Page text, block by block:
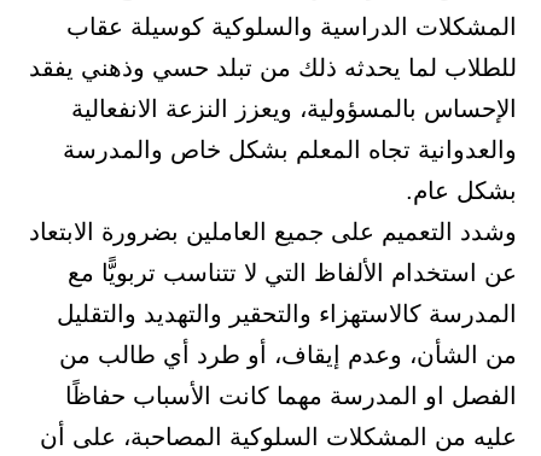
المشكلات الدراسية والسلوكية كوسيلة عقاب
للطلاب لما يحدثه ذلك من تبلد حسي وذهني يفقد
الإحساس بالمسؤولية، ويعزز النزعة الانفعالية
والعدوانية تجاه المعلم بشكل خاص والمدرسة
بشكل عام.
وشدد التعميم على جميع العاملين بضرورة الابتعاد
عن استخدام الألفاظ التي لا تتناسب تربويًّا مع
المدرسة كالاستهزاء والتحقير والتهديد والتقليل
من الشأن، وعدم إيقاف، أو طرد أي طالب من
الفصل او المدرسة مهما كانت الأسباب حفاظًا
عليه من المشكلات السلوكية المصاحبة، على أن